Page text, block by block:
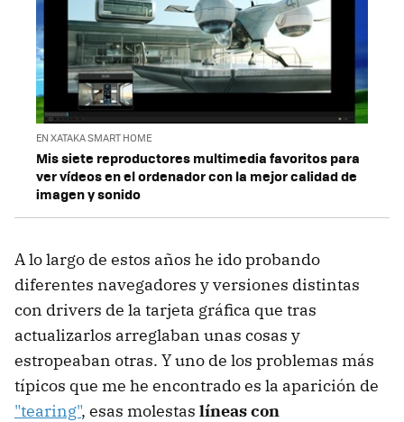
EN XATAKA SMART HOME
Mis siete reproductores multimedia favoritos para
ver vídeos en el ordenador con la mejor calidad de
imagen y sonido
A lo largo de estos años he ido probando
diferentes navegadores y versiones distintas
con drivers de la tarjeta gráfica que tras
actualizarlos arreglaban unas cosas y
estropeaban otras. Y uno de los problemas más
típicos que me he encontrado es la aparición de
"tearing", esas molestas líneas con